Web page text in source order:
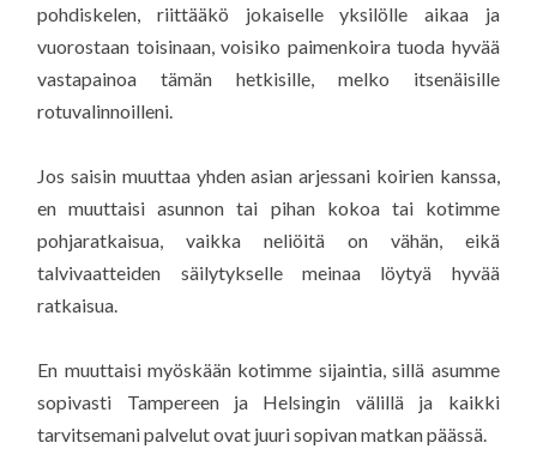
pohdiskelen, riittääkö jokaiselle yksilölle aikaa ja
vuorostaan toisinaan, voisiko paimenkoira tuoda hyvää
vastapainoa tämän hetkisille, melko itsenäisille
rotuvalinnoilleni.
Jos saisin muuttaa yhden asian arjessani koirien kanssa,
en muuttaisi asunnon tai pihan kokoa tai kotimme
pohjaratkaisua, vaikka neliöitä on vähän, eikä
talvivaatteiden säilytykselle meinaa löytyä hyvää
ratkaisua.
En muuttaisi myöskään kotimme sijaintia, sillä asumme
sopivasti Tampereen ja Helsingin välillä ja kaikki
tarvitsemani palvelut ovat juuri sopivan matkan päässä.